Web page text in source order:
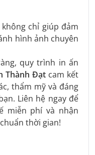
chỉ giúp đảm
hình ảnh chuyên
quy trình in ấn
Thành Đạt cam kết
thẩm mỹ và đáng
Liên hệ ngay để
miễn phí và nhận
thời gian!